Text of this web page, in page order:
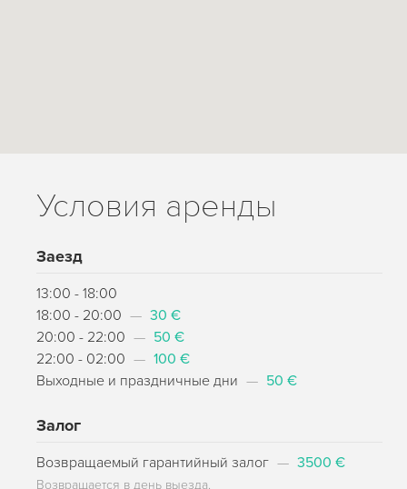
Условия аренды
Заезд
13:00 - 18:00
18:00 - 20:00 — 30 €
20:00 - 22:00 — 50 €
22:00 - 02:00 — 100 €
Выходные и праздничные дни — 50 €
Залог
Возвращаемый гарантийный залог — 3500 €
Возвращается в день выезда.